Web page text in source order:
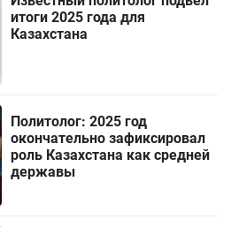
итоги 2025 года для
Казахстана
Политолог: 2025 год
окончательно зафиксировал
роль Казахстана как средней
державы